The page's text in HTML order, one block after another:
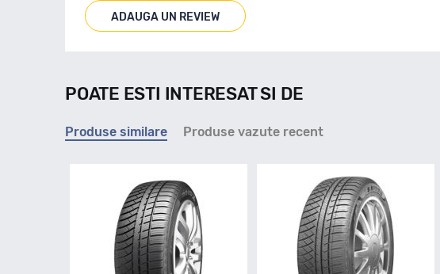
ADAUGA UN REVIEW
POATE ESTI INTERESAT SI DE
Produse similare Produse vazute recent